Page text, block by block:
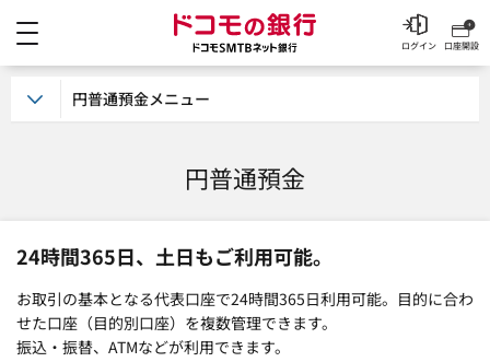
ドコモの銀行 ドコモ
口座開設
ログイン
円普通預金
24時間365日、土日もご利用可能。
お取引の基本となる代表口座で24時間365日利用可能。目的に合わ
せた口座（目的別口座）を複数管理できます。
振込・振替、ATMなどが利用できます。
円普通預金メニュー